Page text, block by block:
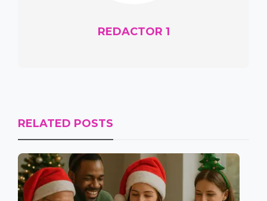
REDACTOR 1
RELATED POSTS